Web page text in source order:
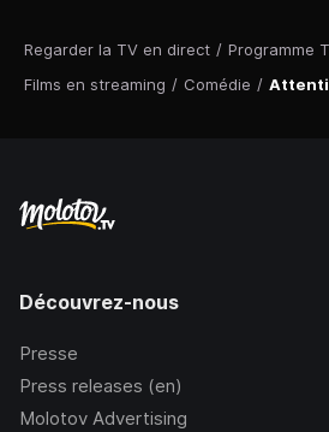
Regarder la TV en direct / Programme
Films en streaming / Comédie /
Découvrez-nous
Presse
Press releases (en)
Molotov Advertising